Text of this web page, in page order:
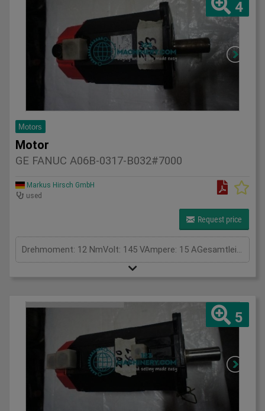
4
Motors
Motor
GE FANUC A06B-0317-B032#7000
Markus Hirsch GmbH
used
Request price
Drehmoment: 12 NmVolt: 145 VAmpere: 15 AGesamtleistungsbedarf: kWMaschinengewicht ca.: tRaumbedarf ca.: m
5